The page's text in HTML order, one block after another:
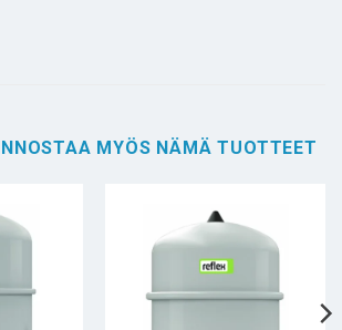
MYÖS NÄMÄ TUOTTEET